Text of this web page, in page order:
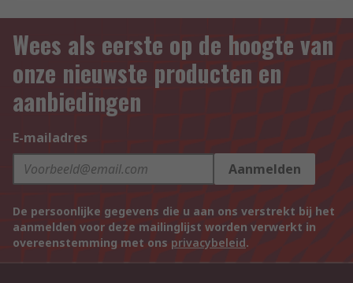
Wees als eerste op de hoogte van
onze nieuwste producten en
aanbiedingen
E-mailadres
Aanmelden
De persoonlijke gegevens die u aan ons verstrekt bij het
aanmelden voor deze mailinglijst worden verwerkt in
overeenstemming met ons privacybeleid.